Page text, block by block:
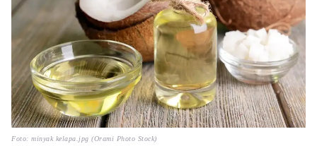
Foto: minyak kelapa.jpg (Orami Photo Stock)